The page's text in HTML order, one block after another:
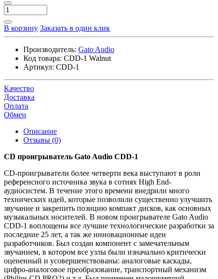
В корзину Заказать в один клик
Производитель: Gato Audio
Код товара: CDD-1 Walnut
Артикул: CDD-1
Качество
Доставка
Оплата
Обмен
Описание
Отзывы (0)
CD проигрыватель Gato Audio CDD-1
CD-проигрыватели более четверти века выступают в роли
референсного источника звука в сотнях High End-
аудиосистем. В течение этого времени внедрили много
технических идей, которые позволили существенно улучшить
звучание и закрепить позицию компакт дисков, как основных
музыкальных носителей. В новом проигрывателе Gato Audio
CDD-1 воплощены все лучшие технологические разработки за
последние 25 лет, а так же инновационные идеи
разработчиков. Был создан компонент с замечательным
звучанием, в котором все узлы были изначально критически
оцененный и усовершенствованы: аналоговые каскады,
цифро-аналоговое преобразование, транспортный механизм